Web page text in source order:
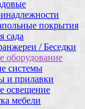
покрытия
сада
/ Беседки
оборудование
системы
и прилавки
освещение
мебели